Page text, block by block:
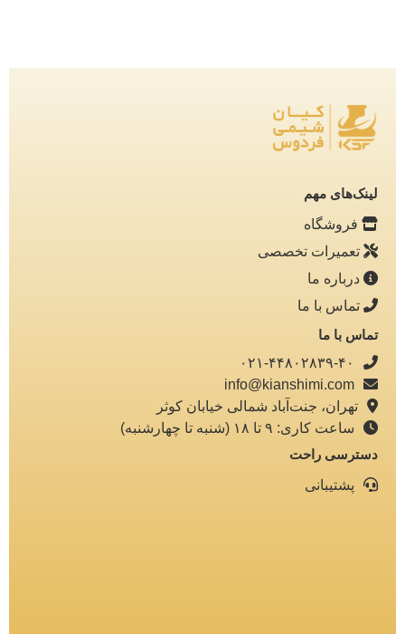
لینک‌های مهم
فروشگاه
تعمیرات تخصصی
درباره ما
تماس با ما
تماس با ما
تهران، جنت‌آباد شمالی خیابان کوثر
ساعت کاری: ۹ تا ۱۸ (شنبه تا چهارشنبه)
دسترسی راحت
پشتیبانی